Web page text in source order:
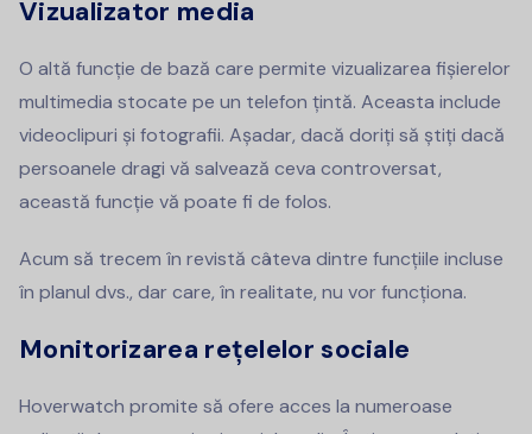
Vizualizator media
O altă funcție de bază care permite vizualizarea fișierelor
multimedia stocate pe un telefon țintă. Aceasta include
videoclipuri și fotografii. Așadar, dacă doriți să știți dacă
persoanele dragi vă salvează ceva controversat,
această funcție vă poate fi de folos.
Acum să trecem în revistă câteva dintre funcțiile incluse
în planul dvs., dar care, în realitate, nu vor funcționa.
Monitorizarea rețelelor sociale
Hoverwatch promite să ofere acces la numeroase